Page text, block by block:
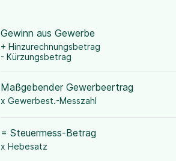
Gewinn aus Gewerbe
+ Hinzurechnungsbetrag
- Kürzungsbetrag
Maßgebender Gewerbeertrag
x Gewerbest.-Messzahl
= Steuermess-Betrag
x Hebesatz